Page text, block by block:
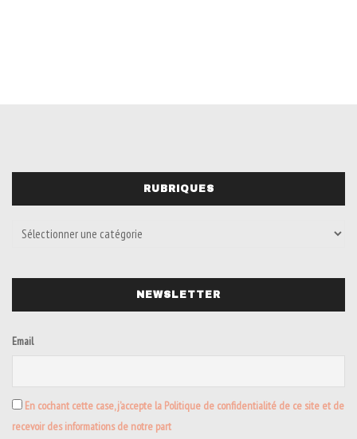
RUBRIQUES
NEWSLETTER
Email
En cochant cette case, j’accepte la Politique de confidentialité de ce site et de
recevoir des informations de notre part